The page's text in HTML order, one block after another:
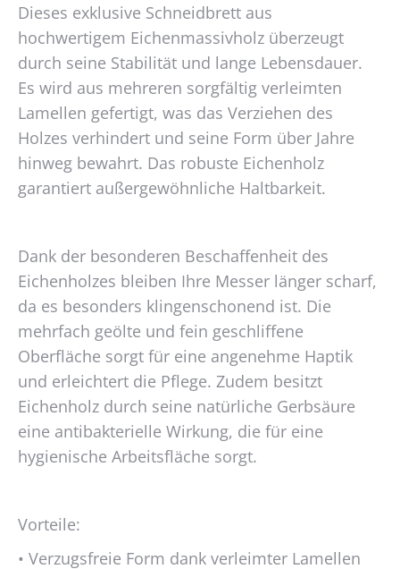
Dieses exklusive Schneidbrett aus
hochwertigem Eichenmassivholz überzeugt
durch seine Stabilität und lange Lebensdauer.
Es wird aus mehreren sorgfältig verleimten
Lamellen gefertigt, was das Verziehen des
Holzes verhindert und seine Form über Jahre
hinweg bewahrt. Das robuste Eichenholz
garantiert außergewöhnliche Haltbarkeit.
Dank der besonderen Beschaffenheit des
Eichenholzes bleiben Ihre Messer länger scharf,
da es besonders klingenschonend ist. Die
mehrfach geölte und fein geschliffene
Oberfläche sorgt für eine angenehme Haptik
und erleichtert die Pflege. Zudem besitzt
Eichenholz durch seine natürliche Gerbsäure
eine antibakterielle Wirkung, die für eine
hygienische Arbeitsfläche sorgt.
Vorteile:
• Verzugsfreie Form dank verleimter Lamellen